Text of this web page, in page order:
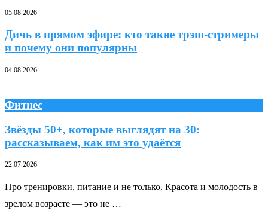
05.08.2026
Дичь в прямом эфире: кто такие трэш-стримеры
и почему они популярны
04.08.2026
Фитнес
Звёзды 50+, которые выглядят на 30:
рассказываем, как им это удаётся
22.07.2026
Про тренировки, питание и не только. Красота и молодость в
зрелом возрасте — это не …